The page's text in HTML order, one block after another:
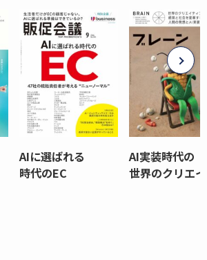
AIに選ばれる
時代のEC
AI実装時代の
世界のクリエ